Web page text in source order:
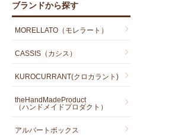
ブランドから探す
MORELLATO（モレラート）
CASSIS（カシス）
KUROCURRANT(クロカラント)
theHandMadeProduct
（ハンドメイドプロダクト）
アルバートボックス